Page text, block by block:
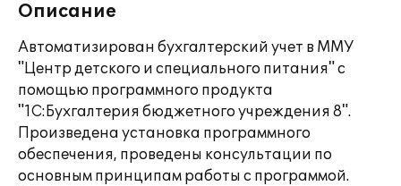
Описание
Автоматизирован бухгалтерский учет в ММУ
"Центр детского и специального питания" с
помощью программного продукта
"1С:Бухгалтерия бюджетного учреждения 8".
Произведена установка программного
обеспечения, проведены консультации по
основным принципам работы с программой.